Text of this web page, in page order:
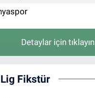
Detaylar için tıklayın
Fikstür